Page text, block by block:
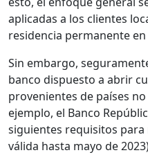
aplicadas a los clientes
residencia permanente
Sin embargo,
banco dispuesto a abrir
provenientes de países no
ejemplo, el Banco
siguientes requisitos
válida hasta mayo de